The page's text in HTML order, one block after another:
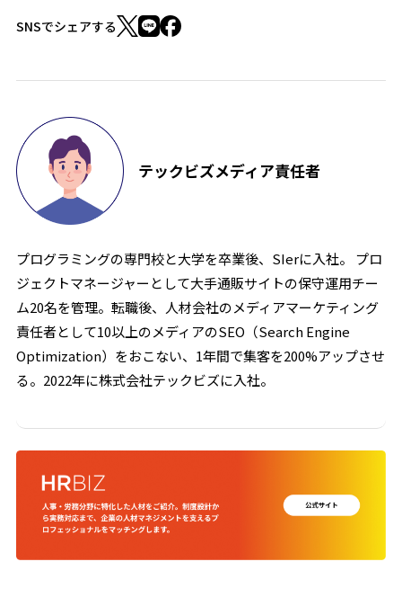
SNSでシェアする
テックビズメディア責任者
プログラミングの専門校と大学を卒業後、SIerに入社。 プロ
ジェクトマネージャーとして大手通販サイトの保守運用チー
ム20名を管理。転職後、人材会社のメディアマーケティング
責任者として10以上のメディアのSEO（Search Engine
Optimization）をおこない、1年間で集客を200%アップさせ
る。2022年に株式会社テックビズに入社。